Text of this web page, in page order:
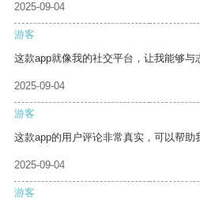
2025-09-04
游客
这款app就像我的社交平台，让我能够与
2025-09-04
游客
这款app的用户评论非常真实，可以帮助
2025-09-04
游客